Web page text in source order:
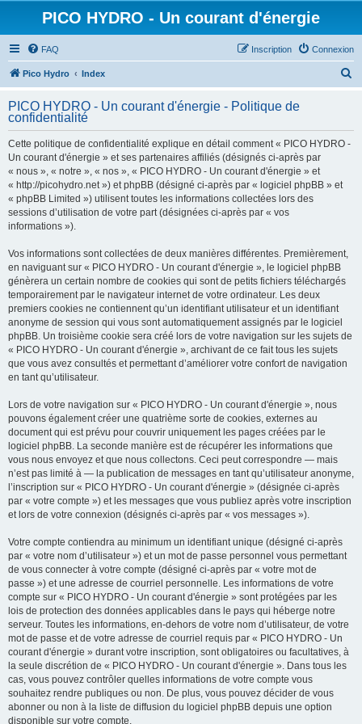
PICO HYDRO - Un courant d'énergie
FAQ Connexion
Inscription
Pico Hydro Index
h
PICO HYDRO - Un courant d'énergie - Politique de
confidentialité
Cette politique de confidentialité explique en détail comment « PICO HYDRO -
Un courant d'énergie » et ses partenaires affiliés (désignés ci-après par
« nous », « notre », « nos », « PICO HYDRO - Un courant d'énergie » et
« http://picohydro.net ») et phpBB (désigné ci-après par « logiciel phpBB » et
« phpBB Limited ») utilisent toutes les informations collectées lors des
sessions d’utilisation de votre part (désignées ci-après par « vos
informations »).
Vos informations sont collectées de deux manières différentes. Premièrement,
en naviguant sur « PICO HYDRO - Un courant d'énergie », le logiciel phpBB
génèrera un certain nombre de cookies qui sont de petits fichiers téléchargés
temporairement par le navigateur internet de votre ordinateur. Les deux
premiers cookies ne contiennent qu’un identifiant utilisateur et un identifiant
anonyme de session qui vous sont automatiquement assignés par le logiciel
phpBB. Un troisième cookie sera créé lors de votre navigation sur les sujets de
« PICO HYDRO - Un courant d'énergie », archivant de ce fait tous les sujets
que vous avez consultés et permettant d’améliorer votre confort de navigation
en tant qu’utilisateur.
Lors de votre navigation sur « PICO HYDRO - Un courant d'énergie », nous
pouvons également créer une quatrième sorte de cookies, externes au
document qui est prévu pour couvrir uniquement les pages créées par le
logiciel phpBB. La seconde manière est de récupérer les informations que
vous nous envoyez et que nous collectons. Ceci peut correspondre — mais
n’est pas limité à — la publication de messages en tant qu’utilisateur anonyme,
l’inscription sur « PICO HYDRO - Un courant d'énergie » (désignée ci-après
par « votre compte ») et les messages que vous publiez après votre inscription
et lors de votre connexion (désignés ci-après par « vos messages »).
Votre compte contiendra au minimum un identifiant unique (désigné ci-après
par « votre nom d’utilisateur ») et un mot de passe personnel vous permettant
de vous connecter à votre compte (désigné ci-après par « votre mot de
passe ») et une adresse de courriel personnelle. Les informations de votre
compte sur « PICO HYDRO - Un courant d'énergie » sont protégées par les
lois de protection des données applicables dans le pays qui héberge notre
serveur. Toutes les informations, en-dehors de votre nom d’utilisateur, de votre
mot de passe et de votre adresse de courriel requis par « PICO HYDRO - Un
courant d'énergie » durant votre inscription, sont obligatoires ou facultatives, à
la seule discrétion de « PICO HYDRO - Un courant d'énergie ». Dans tous les
cas, vous pouvez contrôler quelles informations de votre compte vous
souhaitez rendre publiques ou non. De plus, vous pouvez décider de vous
abonner ou non à la liste de diffusion du logiciel phpBB depuis une option
disponible sur votre compte.